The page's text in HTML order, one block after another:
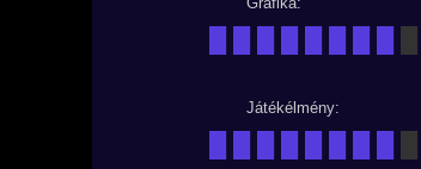
Játékélmény: